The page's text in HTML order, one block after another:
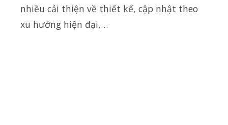
nhiều cải thiện về thiết kế, cập nhật theo
xu hướng hiện đại,…